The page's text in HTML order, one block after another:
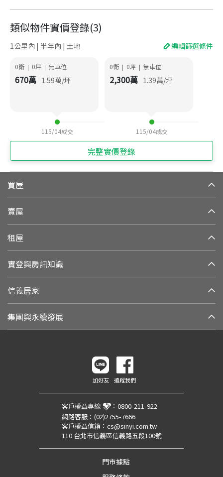
類似物件實價登錄(3)
1公里內 | 半年內 | 土地 編輯篩選條件
0衛 | 0坪 | 無車位
670萬 1.59萬/坪
115/04成交
0衛 | 0坪 | 無車位
2,300萬 1.39萬/坪
115/04成交
完整實價登錄
買屋
賣屋
租屋
實登與房訊知識
信義居家
集團與永續發展
加好友 追蹤我們
客戶權益專線 ： 0800-211-922
網路客服： (02)2755-7666
客戶權益信箱： cs@sinyi.com.tw
110 台北市信義區信義路五段100號
門市據點